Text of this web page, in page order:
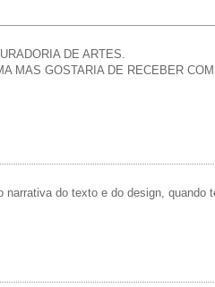
DE ARTES.
MAS GOSTARIA DE RECEBER COM
do texto e do design, quando